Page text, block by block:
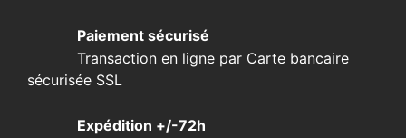
Paiement sécurisé
Transaction en ligne par Carte bancaire
sécurisée SSL
Expédition +/-72h